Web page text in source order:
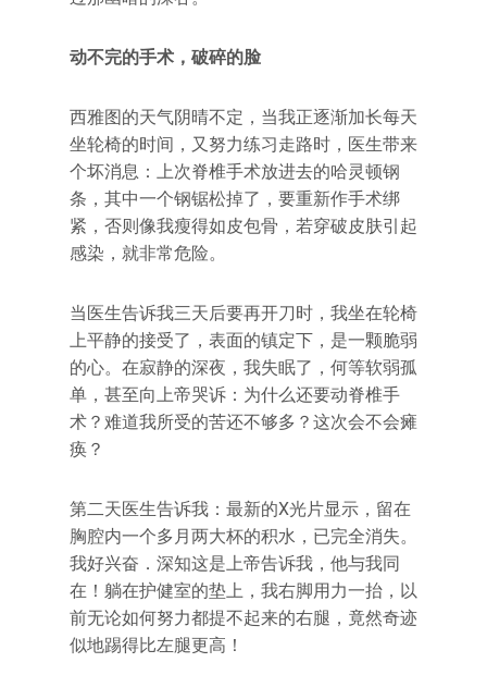
动不完的手术，破碎的脸
西雅图的天气阴晴不定，当我正逐渐加长每天
坐轮椅的时间，又努力练习走路时，医生带来
个坏消息：上次脊椎手术放进去的哈灵顿钢
条，其中一个钢锯松掉了，要重新作手术绑
紧，否则像我瘦得如皮包骨，若穿破皮肤引起
感染，就非常危险。
当医生告诉我三天后要再开刀时，我坐在轮椅
上平静的接受了，表面的镇定下，是一颗脆弱
的心。在寂静的深夜，我失眠了，何等软弱孤
单，甚至向上帝哭诉：为什么还要动脊椎手
术？难道我所受的苦还不够多？这次会不会瘫
痪？
第二天医生告诉我：最新的X光片显示，留在
胸腔内一个多月两大杯的积水，已完全消失。
我好兴奋．深知这是上帝告诉我，他与我同
在！躺在护健室的垫上，我右脚用力一抬，以
前无论如何努力都提不起来的右腿，竟然奇迹
似地踢得比左腿更高！